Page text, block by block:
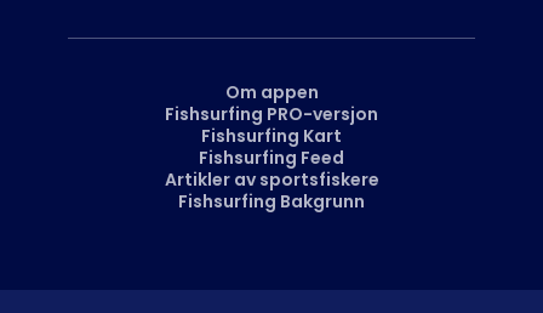
Om appen
Fishsurfing PRO-versjon
Fishsurfing Kart
Fishsurfing Feed
Artikler av sportsfiskere
Fishsurfing Bakgrunn